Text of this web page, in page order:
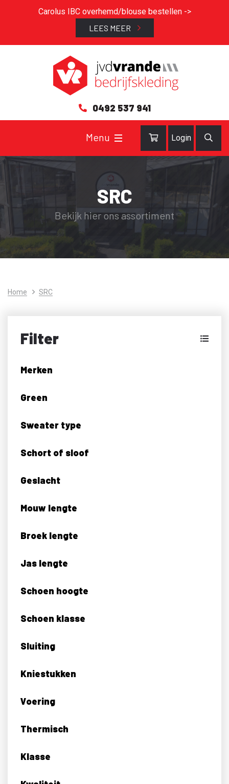
Carolus IBC overhemd/blouse bestellen ->
LEES MEER
0492 537 941
Login
SRC
Bekijk hier ons assortiment
Home SRC
Filter
Merken
Green
Sweater type
Schort of sloof
Geslacht
Mouw lengte
Broek lengte
Jas lengte
Schoen hoogte
Schoen klasse
Sluiting
Kniestukken
Voering
Thermisch
Klasse